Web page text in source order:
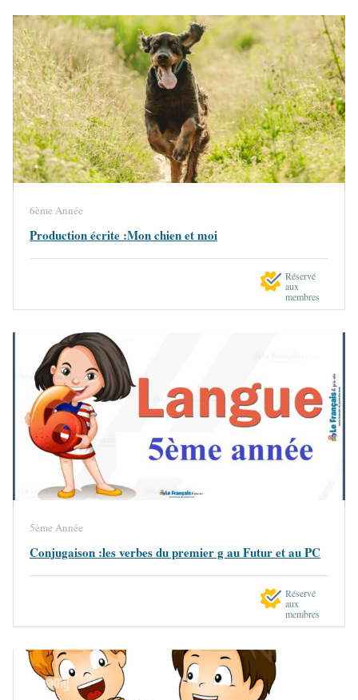
6ème Année
Production écrite :Mon chien et moi
Réservé
aux
membres
5ème Année
Conjugaison :les verbes du premier g au Futur et au PC
Réservé
aux
membres